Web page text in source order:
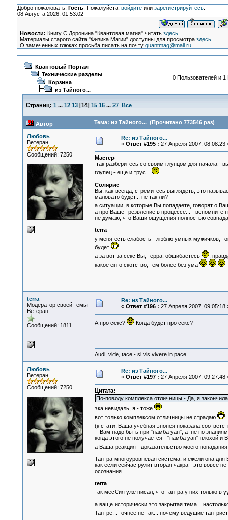
Добро пожаловать, Гость. Пожалуйста, войдитеили зарегистрируйтесь.
08 Августа 2026, 01:53:02
Новости: Книгу С.Доронина "Квантовая магия" читатьздесь
Материалы старого сайта "Физика Магии" доступны для просмотраздесь
О замеченных глюках просьба писать на почтуquantmag@mail.ru
Квантовый Портал
Технические разделы
Корзина
из Тайного...
0 Пользователей и 1
Страниц: 1 ... 12 13[14] 15 16 ... 27 Все
Автор Тема: из Тайного... (Прочитано 773546 раз)
Любовь
Ветеран
Сообщений: 7250
Re: из Тайного...
« Ответ #195 : 27 Апреля 2007, 08:08:23
Мастер
так разберитесь со своим глупцом для начала -
глупец - еще и трус...
Солярис
Вы, как всегда, стремитесь выглядеть, это
маловато будет... не так ли?
а ситуации, в которые Вы попадаете, говорят о
а про Ваше трезвление в процессе... - вспомните
не думаю, что Ваши ощущения полностью
terra
у меня есть слабость - люблю умных мужичков,
будет
а за вот за секс Вы, терра, обшибаетесь
,
какое енто скотство, тем более без ума
terra
Модератор своей темы
Ветеран
Сообщений: 1811
Re: из Тайного...
« Ответ #196 : 27 Апреля 2007, 09:05:18
А про секс? Когда будет про секс?
Audi, vide, tace - si vis vivere in pace.
Любовь
Ветеран
Сообщений: 7250
Re: из Тайного...
« Ответ #197 : 27 Апреля 2007, 09:27:48
Цитата:
По-поводу комплекса отличницы - Да, я
эка невидаль, я - тоже
вот только комплексом отличницы не страдаю
(к стати, Ваша учебная эпопея показала
- Вам надо быть при "намба уан", а не по
когда этого не получается - "намба уан" плохой
а Ваша реакция - доказательство моего
Тантра многоуровневая система, и ежели она
как если сейчас рулит вторая чакра - это вовсе
осознания...
terra
так месСия уже писал, что тантра у них только в
а ваще исторически это закрытая тема...
Тантре... точнее не так... почему ведущие